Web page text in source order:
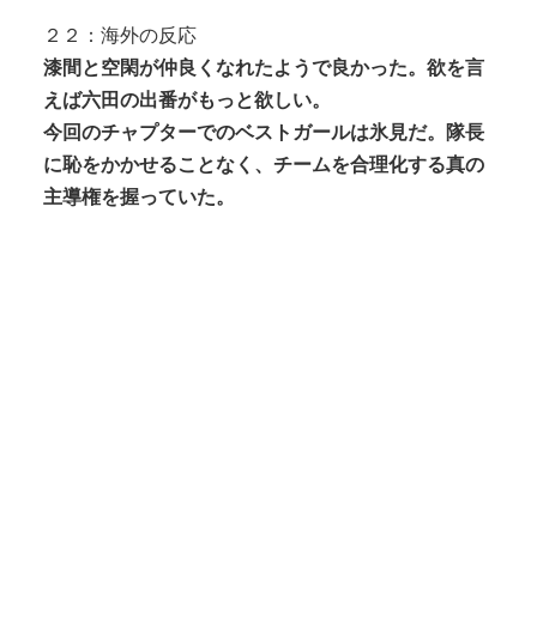
２２：海外の反応
漆間と空閑が仲良くなれたようで良かった。欲を言
えば六田の出番がもっと欲しい。
今回のチャプターでのベストガールは氷見だ。隊長
に恥をかかせることなく、チームを合理化する真の
主導権を握っていた。